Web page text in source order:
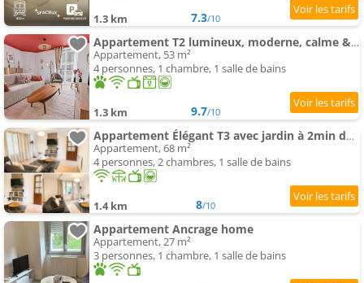
1.3 km 7.3/10
Appartement T2 lumineux, moderne, calme & central
Appartement, 53 m²
4 personnes, 1 chambre, 1 salle de bains
1.3 km 9.7/10
Appartement Élégant T3 avec jardin à 2min de la gare et deux places de parking
Appartement, 68 m²
4 personnes, 2 chambres, 1 salle de bains
1.4 km 8/10
Appartement Ancrage home
Appartement, 27 m²
3 personnes, 1 chambre, 1 salle de bains